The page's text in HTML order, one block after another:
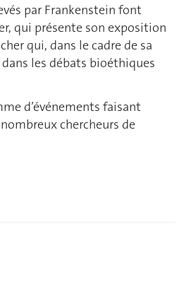
par Frankenstein font
qui présente son exposition
qui, dans le cadre de sa
les débats bioéthiques
d’événements faisant
chercheurs de